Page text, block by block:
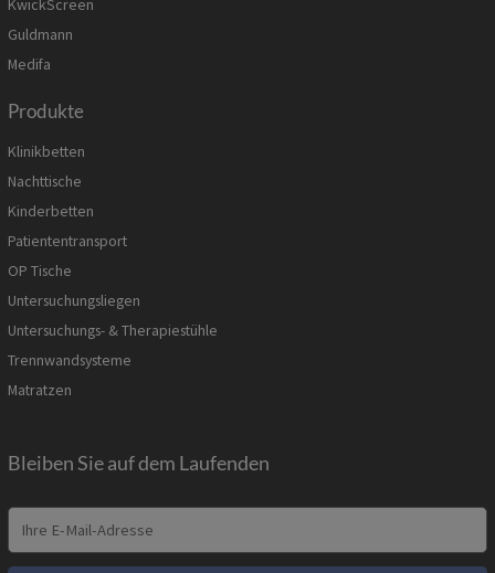
Guldmann
Medifa
Produkte
Klinikbetten
Nachttische
Kinderbetten
Patiententransport
OP Tische
Untersuchungsliegen
Untersuchungs- & Therapiestühle
Trennwandsysteme
Matratzen
Bleiben Sie auf dem Laufenden